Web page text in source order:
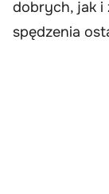
dobrych, jak i
spędzenia